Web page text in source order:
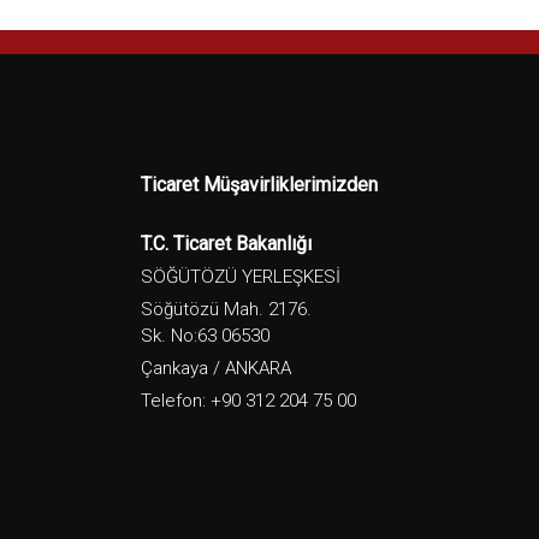
Ticaret Müşavirliklerimizden
T.C. Ticaret Bakanlığı
SÖĞÜTÖZÜ YERLEŞKESİ
Söğütözü Mah. 2176.
Sk. No:63 06530
Çankaya / ANKARA
Telefon: +90 312 204 75 00